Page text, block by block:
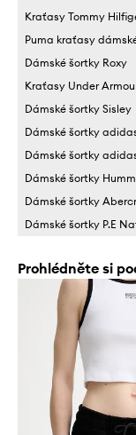
Kraťasy Tommy
Puma kraťasy
Dámské šortky Roxy
Kraťasy Under
Dámské šortky Sisley
Dámské šortky
Dámské šortky
Dámské šortky
Dámské šortky
Dámské šortky P.E
Prohlédněte si